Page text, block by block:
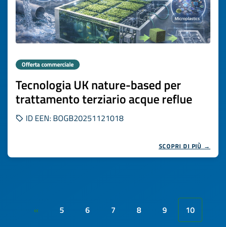
Offerta commerciale
Tecnologia UK nature-based per
trattamento terziario acque reflue
ID EEN: BOGB20251121018
SCOPRI DI PIÙ →
« 5 6 7 8 9
10